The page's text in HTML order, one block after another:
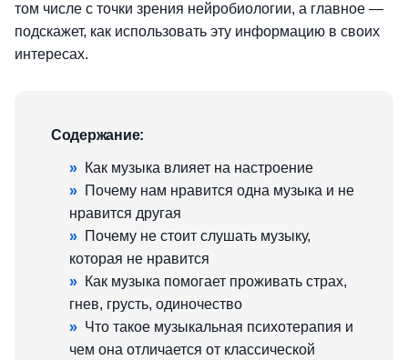
том числе с точки зрения нейробиологии, а главное —
подскажет, как использовать эту информацию в своих
интересах.
Содержание:
» Как музыка влияет на настроение
» Почему нам нравится одна музыка и не
нравится другая
» Почему не стоит слушать музыку,
которая не нравится
» Как музыка помогает проживать страх,
гнев, грусть, одиночество
» Что такое музыкальная психотерапия и
чем она отличается от классической